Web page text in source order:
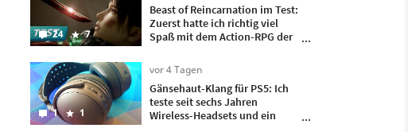
24 7
Beast of Reincarnation im Test:
Zuerst hatte ich richtig viel
Spaß mit dem Action-RPG der
irgendwann wollte ich nur
noch, dass es vorbei ist
1 1
vor 4 Tagen
Gänsehaut-Klang für PS5: Ich
teste seit sechs Jahren
Wireless-Headsets und ein